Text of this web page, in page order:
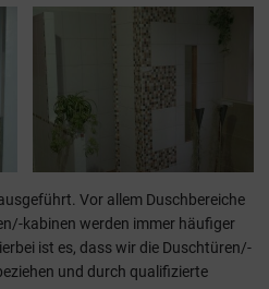
Vor allem Duschbereiche
kabinen werden immer häufiger
ist es, dass wir die Duschtüren/-
und durch qualifizierte